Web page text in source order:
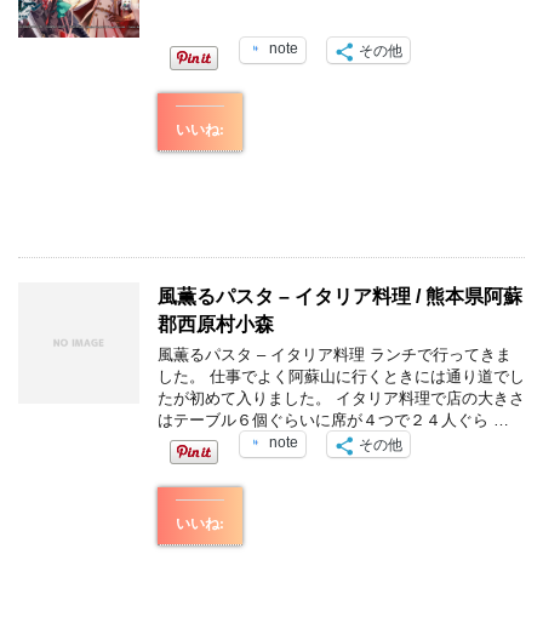
note その他
いいね:
風薫るパスタ – イタリア料理 / 熊本県阿蘇
郡西原村小森
風薫るパスタ – イタリア料理 ランチで行ってきま
した。 仕事でよく阿蘇山に行くときには通り道でし
たが初めて入りました。 イタリア料理で店の大きさ
はテーブル６個ぐらいに席が４つで２４人ぐら …
note その他
いいね: